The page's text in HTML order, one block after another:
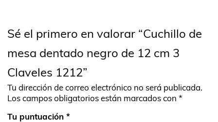
Sé el primero en valorar “Cuchillo de
mesa dentado negro de 12 cm 3
Claveles 1212”
Tu dirección de correo electrónico no será publicada.
Los campos obligatorios están marcados con *
Tu puntuación *